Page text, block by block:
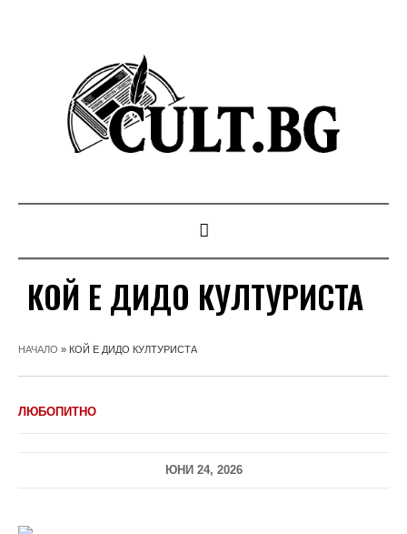
КОЙ Е ДИДО КУЛТУРИСТА
НАЧАЛО » КОЙ Е ДИДО КУЛТУРИСТА
ЛЮБОПИТНО
ЮНИ 24, 2026